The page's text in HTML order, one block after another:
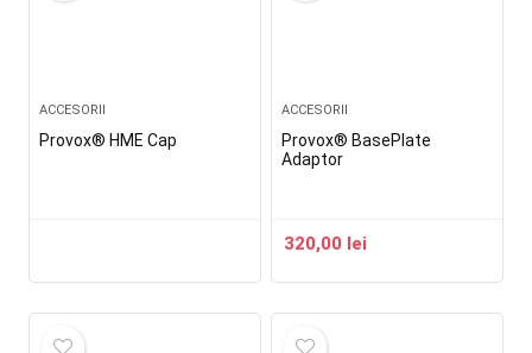
ACCESORII
Provox® HME Cap
ACCESORII
Provox® BasePlate
Adaptor
320,00 lei